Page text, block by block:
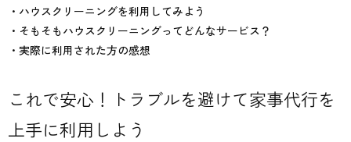
・ハウスクリーニングを利用してみよう
・そもそもハウスクリーニングってどんなサービス？
・実際に利用された方の感想
これで安心！トラブルを避けて家事代行を
上手に利用しよう